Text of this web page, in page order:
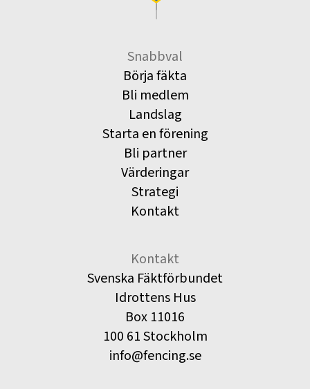
Snabbval
Börja fäkta
Bli medlem
Landslag
Starta en förening
Bli partner
Värderingar
Strategi
Kontakt
Kontakt
Svenska Fäktförbundet
Idrottens Hus
Box 11016
100 61 Stockholm
info@fencing.se